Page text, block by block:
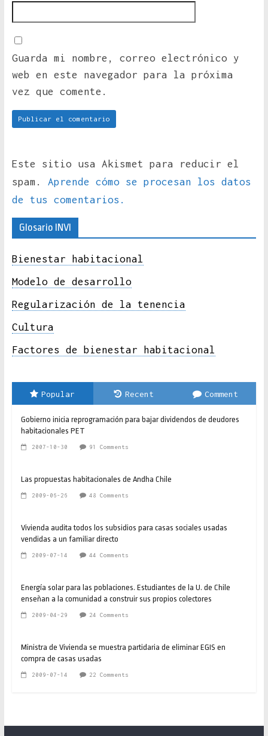
Guarda mi nombre, correo electrónico y
web en este navegador para la próxima
vez que comente.
Este sitio usa Akismet para reducir el
spam. Aprende cómo se procesan los datos
de tus comentarios.
Glosario INVI
Bienestar habitacional
Modelo de desarrollo
Regularización de la tenencia
Cultura
Factores de bienestar habitacional
Popular Recent Comment
Gobierno inicia reprogramación para bajar dividendos de deudores
habitacionales PET
2007-10-30 91 Comments
Las propuestas habitacionales de Andha Chile
2009-06-26 48 Comments
Vivienda audita todos los subsidios para casas sociales usadas
vendidas a un familiar directo
2009-07-14 44 Comments
Energía solar para las poblaciones. Estudiantes de la U. de Chile
enseñan a la comunidad a construir sus propios colectores
2009-04-29 24 Comments
Ministra de Vivienda se muestra partidaria de eliminar EGIS en
compra de casas usadas
2009-07-14 22 Comments